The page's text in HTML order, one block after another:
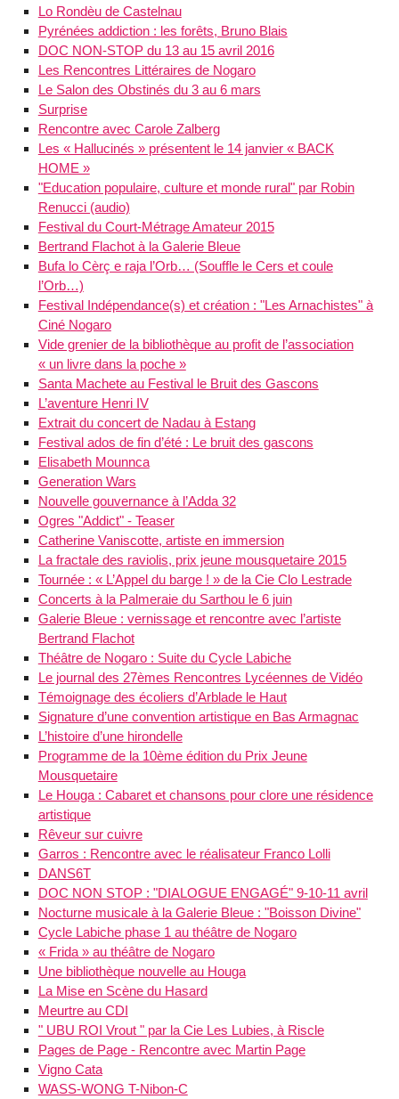
Lo Rondèu de Castelnau
Pyrénées addiction : les forêts, Bruno Blais
DOC NON-STOP du 13 au 15 avril 2016
Les Rencontres Littéraires de Nogaro
Le Salon des Obstinés du 3 au 6 mars
Surprise
Rencontre avec Carole Zalberg
Les « Hallucinés » présentent le 14 janvier « BACK
HOME »
"Education populaire, culture et monde rural" par Robin
Renucci (audio)
Festival du Court-Métrage Amateur 2015
Bertrand Flachot à la Galerie Bleue
Bufa lo Cèrç e raja l’Orb… (Souffle le Cers et coule
l’Orb…)
Festival Indépendance(s) et création : "Les Arnachistes" à
Ciné Nogaro
Vide grenier de la bibliothèque au profit de l’association
« un livre dans la poche »
Santa Machete au Festival le Bruit des Gascons
L’aventure Henri IV
Extrait du concert de Nadau à Estang
Festival ados de fin d’été : Le bruit des gascons
Elisabeth Mounnca
Generation Wars
Nouvelle gouvernance à l’Adda 32
Ogres "Addict" - Teaser
Catherine Vaniscotte, artiste en immersion
La fractale des raviolis, prix jeune mousquetaire 2015
Tournée : « L’Appel du barge ! » de la Cie Clo Lestrade
Concerts à la Palmeraie du Sarthou le 6 juin
Galerie Bleue : vernissage et rencontre avec l’artiste
Bertrand Flachot
Théâtre de Nogaro : Suite du Cycle Labiche
Le journal des 27èmes Rencontres Lycéennes de Vidéo
Témoignage des écoliers d’Arblade le Haut
Signature d’une convention artistique en Bas Armagnac
L’histoire d’une hirondelle
Programme de la 10ème édition du Prix Jeune
Mousquetaire
Le Houga : Cabaret et chansons pour clore une résidence
artistique
Rêveur sur cuivre
Garros : Rencontre avec le réalisateur Franco Lolli
DANS6T
DOC NON STOP : "DIALOGUE ENGAGÉ" 9-10-11 avril
Nocturne musicale à la Galerie Bleue : "Boisson Divine"
Cycle Labiche phase 1 au théâtre de Nogaro
« Frida » au théâtre de Nogaro
Une bibliothèque nouvelle au Houga
La Mise en Scène du Hasard
Meurtre au CDI
" UBU ROI Vrout " par la Cie Les Lubies, à Riscle
Pages de Page - Rencontre avec Martin Page
Vigno Cata
WASS-WONG T-Nibon-C